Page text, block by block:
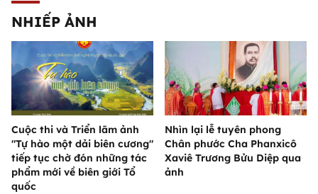
NHIẾP ẢNH
Cuộc thi và Triển lãm ảnh
"Tự hào một dải biên cương"
tiếp tục chờ đón những tác
phẩm mới về biên giới Tổ
quốc
Nhìn lại lễ tuyên phong
Chân phước Cha Phanxicô
Xaviê Trương Bửu Diệp qua
ảnh